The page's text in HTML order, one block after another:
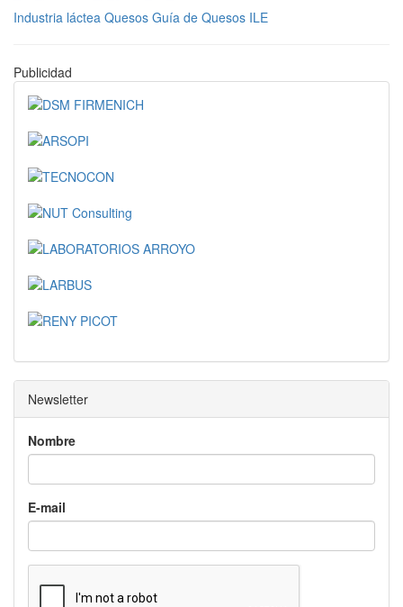
Industria láctea Quesos Guía de Quesos ILE
Publicidad
Newsletter
Nombre
E-mail